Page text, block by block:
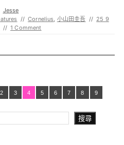
Jesse
// Cornelius, 小山田圭吾 // 25 9
// 1 Comment
2 3 4 5 6 7 8 9
搜尋